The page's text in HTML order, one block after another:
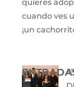
quieres
cuando ves
¡un